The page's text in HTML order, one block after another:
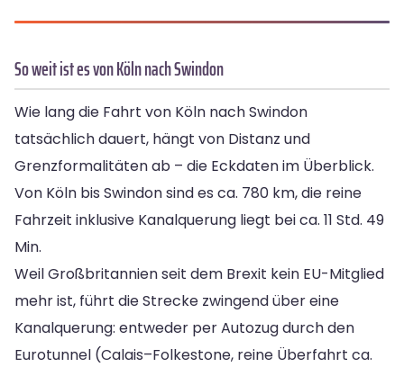
So weit ist es von Köln nach Swindon
Wie lang die Fahrt von Köln nach Swindon
tatsächlich dauert, hängt von Distanz und
Grenzformalitäten ab – die Eckdaten im Überblick.
Von Köln bis Swindon sind es ca. 780 km, die reine
Fahrzeit inklusive Kanalquerung liegt bei ca. 11 Std. 49
Min.
Weil Großbritannien seit dem Brexit kein EU-Mitglied
mehr ist, führt die Strecke zwingend über eine
Kanalquerung: entweder per Autozug durch den
Eurotunnel (Calais–Folkestone, reine Überfahrt ca.